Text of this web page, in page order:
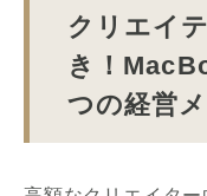
クリエイ
き！
つの経営